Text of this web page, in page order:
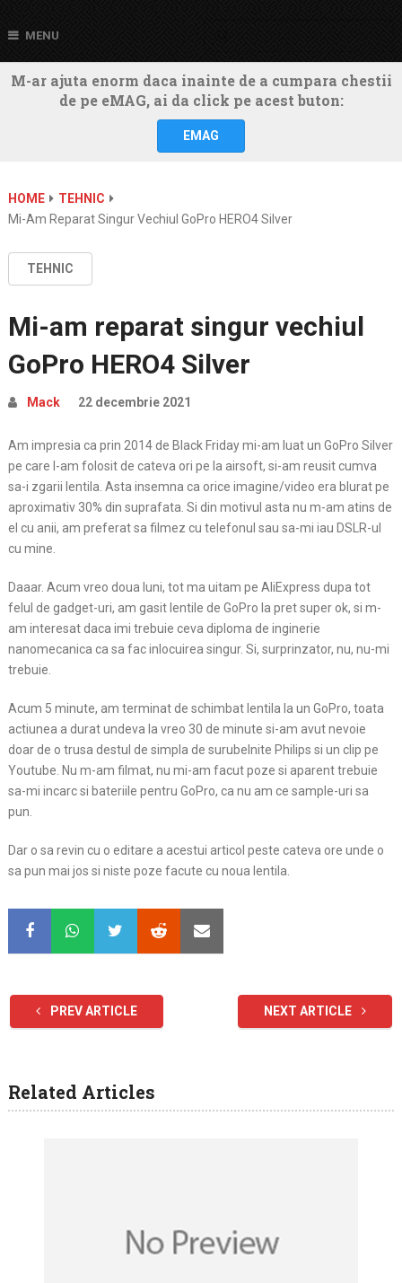
MENU
M-ar ajuta enorm daca inainte de a cumpara chestii
de pe eMAG, ai da click pe acest buton:
EMAG
HOME
TEHNIC
Mi-Am Reparat Singur Vechiul GoPro HERO4 Silver
TEHNIC
Mi-am reparat singur vechiul
GoPro HERO4 Silver
Mack 22 decembrie 2021
Am impresia ca prin 2014 de Black Friday mi-am luat un GoPro Silver
pe care l-am folosit de cateva ori pe la airsoft, si-am reusit cumva
sa-i zgarii lentila. Asta insemna ca orice imagine/video era blurat pe
aproximativ 30% din suprafata. Si din motivul asta nu m-am atins de
el cu anii, am preferat sa filmez cu telefonul sau sa-mi iau DSLR-ul
cu mine.
Daaar. Acum vreo doua luni, tot ma uitam pe AliExpress dupa tot
felul de gadget-uri, am gasit lentile de GoPro la pret super ok, si m-
am interesat daca imi trebuie ceva diploma de inginerie
nanomecanica ca sa fac inlocuirea singur. Si, surprinzator, nu, nu-mi
trebuie.
Acum 5 minute, am terminat de schimbat lentila la un GoPro, toata
actiunea a durat undeva la vreo 30 de minute si-am avut nevoie
doar de o trusa destul de simpla de surubelnite Philips si un clip pe
Youtube. Nu m-am filmat, nu mi-am facut poze si aparent trebuie
sa-mi incarc si bateriile pentru GoPro, ca nu am ce sample-uri sa
pun.
Dar o sa revin cu o editare a acestui articol peste cateva ore unde o
sa pun mai jos si niste poze facute cu noua lentila.
PREV ARTICLE NEXT ARTICLE
Related Articles